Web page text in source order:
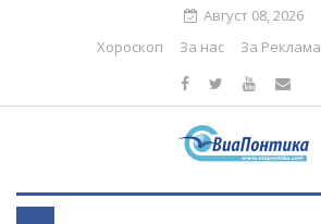
Август 08, 2026
Хороскоп
За нас За Реклама